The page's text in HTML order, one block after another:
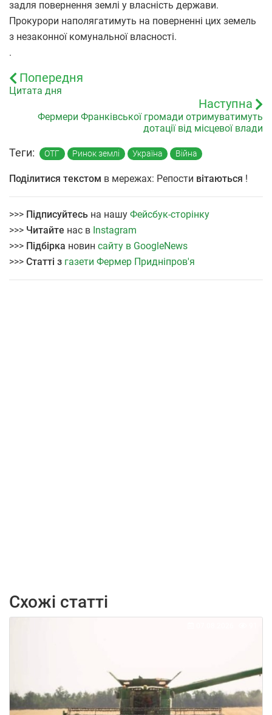
задля повернення землі у власність держави.
Прокурори наполягатимуть на поверненні цих земель
з незаконної комунальної власності.
.
Попередня
Цитата дня
Наступна
Фермери Франківської громади отримуватимуть
дотації від місцевої влади
Теги: ОТГ Ринок землі Україна Війна
Поділитися текстом в мережах: Репости вітаються !
>>> Підписуйтесь на нашу Фейсбук-сторінку
>>> Читайте нас в Instagram
>>> Підбірка новин сайту в GoogleNews
>>> Статті з газети Фермер Придніпров'я
Схожі статті